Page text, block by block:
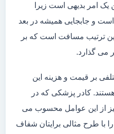
امر بدیهی است زیرا
و جابجایی همیشه در بعد
ترتیب مسافت است که بر
می گذارد.
بر قیمت و هزینه این
کادر پزشکی که در
نیز از این عوامل محسوب می
با طرح مثالی برایتان شفاف